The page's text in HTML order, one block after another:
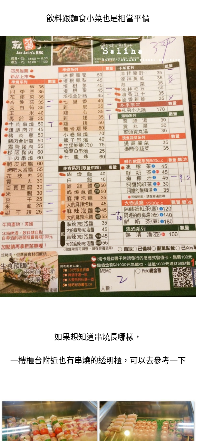
飲料跟麵食小菜也是相當平價
如果想知道串燒長哪樣，
一樓櫃台附近也有串燒的透明櫃，可以去參考一下